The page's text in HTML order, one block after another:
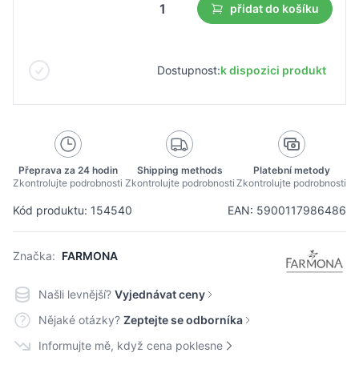
Kód produktu: 154540 EAN: 5900117986486
Značka: FARMONA
přidat do košíku
Dostupnost:k dispozici produkt
Přeprava za 24 hodin
Zkontrolujte podrobnosti
Shipping methods
Zkontrolujte podrobnosti
Platební metody
Zkontrolujte podrobnosti
Našli levnější? Vyjednávat ceny
Nějaké otázky? Zeptejte se odborníka
Informujte mě, když cena poklesne